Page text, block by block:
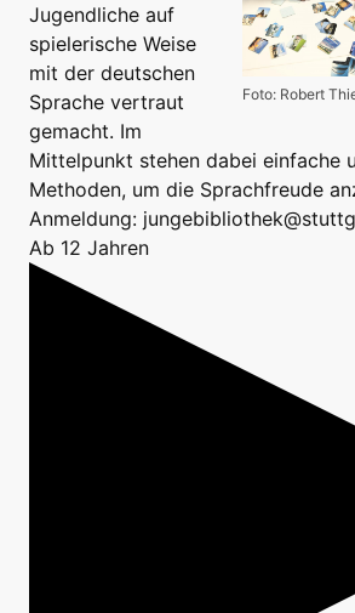
Foto: Robert
Jugendliche auf
spielerische Weise
mit der deutschen
Sprache vertraut
gemacht. Im
Mittelpunkt stehen dabei einfache
Methoden, um die Sprachfreude
Anmeldung:
Ab 12 Jahren